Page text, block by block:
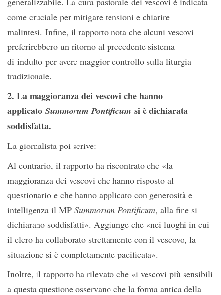
come cruciale per mitigare tensioni e chiarire
malintesi. Infine, il rapporto nota che alcuni vescovi
preferirebbero un ritorno al precedente sistema
di indulto per avere maggior controllo sulla liturgia
tradizionale.
2. La maggioranza dei vescovi che hanno
applicato Summorum Pontificum si è dichiarata
soddisfatta.
La giornalista poi scrive:
Al contrario, il rapporto ha riscontrato che «la
maggioranza dei vescovi che hanno risposto al
questionario e che hanno applicato con generosità e
intelligenza il MP Summorum Pontificum, alla fine si
dichiarano soddisfatti». Aggiunge che «nei luoghi in cui
il clero ha collaborato strettamente con il vescovo, la
situazione si è completamente pacificata».
Inoltre, il rapporto ha rilevato che «i vescovi più sensibili
a questa questione osservano che la forma antica della